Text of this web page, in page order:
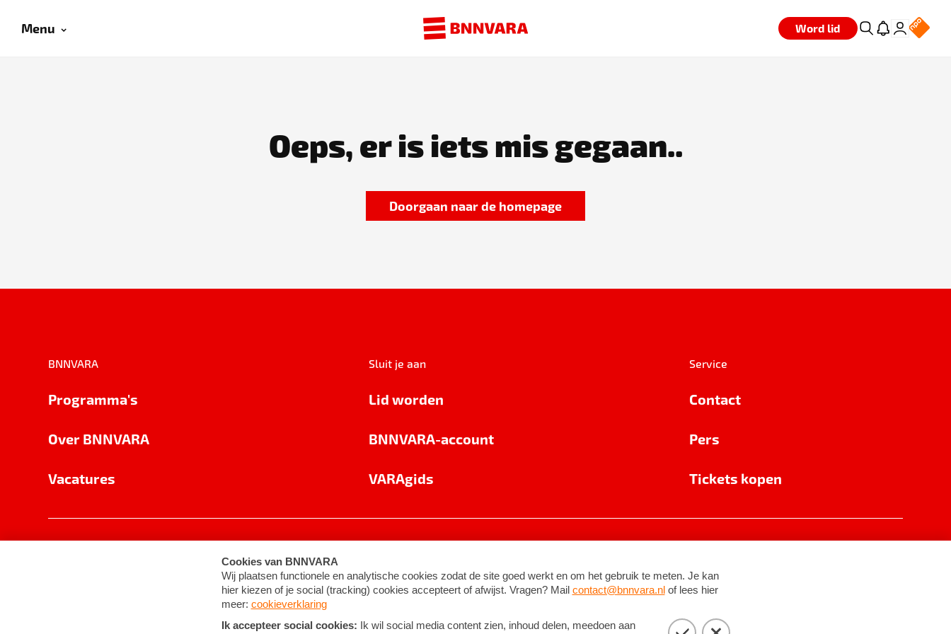
Menu Word lid
Oeps, er is iets mis gegaan..
Doorgaan naar de homepage
BNNVARA
Programma's
Over BNNVARA
Vacatures
Sluit je aan
Lid worden
BNNVARA-account
VARAgids
Service
Contact
Pers
Tickets kopen
Cookie-instellingen Algemene voorwaarden ©2026BNNVARA